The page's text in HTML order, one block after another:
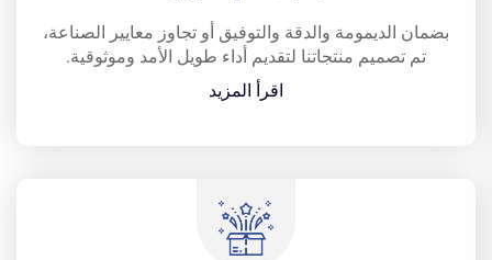
بضمان الديمومة والدقة والتوفيق أو تجاوز معايير الصناعة،
تم تصميم منتجاتنا لتقديم أداء طويل الأمد وموثوقية.
اقرأ المزيد